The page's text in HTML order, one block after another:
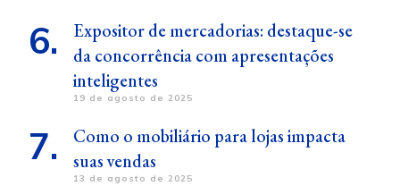
Expositor de mercadorias: destaque-se
da concorrência com apresentações
inteligentes
19 de agosto de 2025
Como o mobiliário para lojas impacta
suas vendas
13 de agosto de 2025